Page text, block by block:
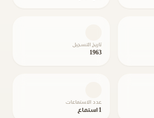
تاريخ التسجيل
1963
عدد الاستماعات
1 استماع